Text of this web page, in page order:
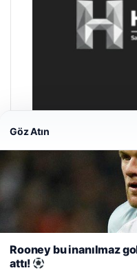
Enes Kaplan
Web sitemizi nasıl
deneyiminizi
kullanıyoruz.Çerez
Reddet
Göz Atın
Rooney bu inanılmaz
attı!